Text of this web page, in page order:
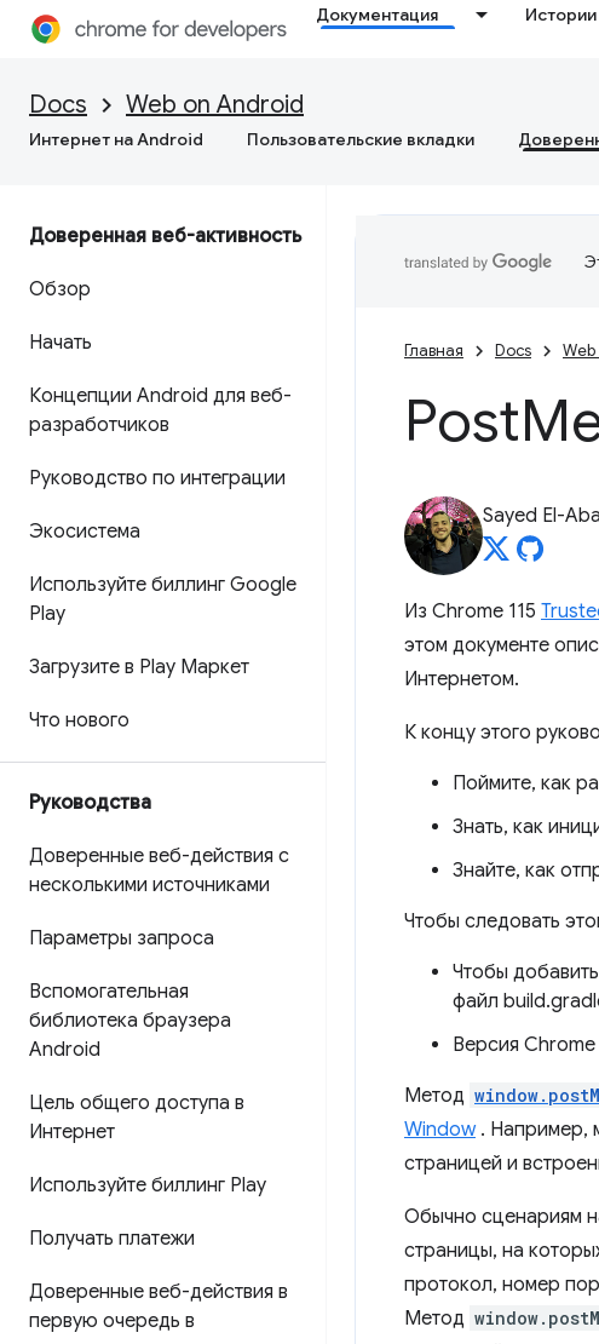
Документация
Docs Web on Android
Интернет на Android Пользовательские вкладки
Доверенная веб-активность
Обзор
Начать
Концепции Android для веб-
разработчиков
Руководство по интеграции
Экосистема
Используйте биллинг Google
Play
Загрузите в Play Маркет
Что нового
Руководства
Доверенные веб-действия с
несколькими источниками
Параметры запроса
Вспомогательная
библиотека браузера
Android
Цель общего доступа в
Интернет
Используйте биллинг Play
Получать платежи
Доверенные веб-действия в
первую очередь в
Главная Docs
Post
Sayed El-
Из Chrome 115
этом документе
Интернетом.
К концу этого
Поймите, как
Знать, как
Знайте, как
Чтобы следовать
Чтобы
файл
Версия Chrome
Метод
Window. Например,
страницей и
Обычно сценариям
страницы, на
протокол, номер
Метод